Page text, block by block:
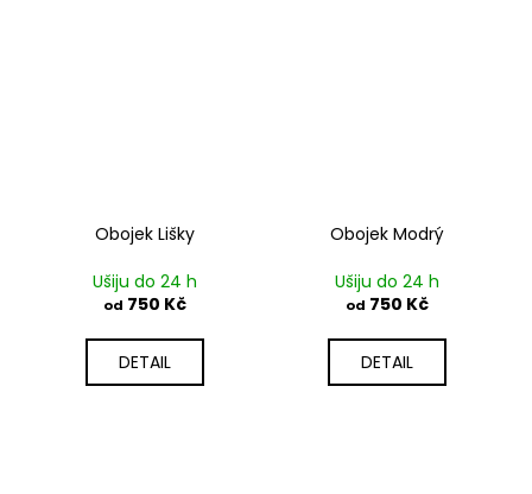
Obojek Lišky
Ušiju do 24 h
od 750 Kč
DETAIL
Obojek Modrý
Ušiju do 24 h
od 750 Kč
DETAIL